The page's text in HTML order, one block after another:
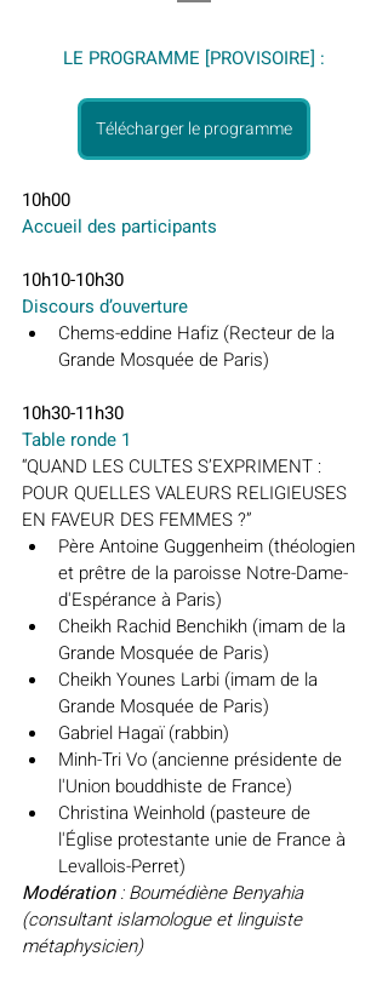
LE PROGRAMME [PROVISOIRE] :
Télécharger le programme
10h00
Accueil des participants
10h10-10h30
Discours d’ouverture
Chems-eddine Hafiz (Recteur de la
Grande Mosquée de Paris)
10h30-11h30
Table ronde 1
“QUAND LES CULTES S’EXPRIMENT :
POUR QUELLES VALEURS RELIGIEUSES
EN FAVEUR DES FEMMES ?”
Père Antoine Guggenheim (théologien
et prêtre de la paroisse Notre-Dame-
d'Espérance à Paris)
Cheikh Rachid Benchikh (imam de la
Grande Mosquée de Paris)
Cheikh Younes Larbi (imam de la
Grande Mosquée de Paris)
Gabriel Hagaï (rabbin)
Minh-Tri Vo (ancienne présidente de
l'Union bouddhiste de France)
Christina Weinhold (pasteure de
l'Église protestante unie de France à
Levallois-Perret)
Modération : Boumédiène Benyahia
(consultant islamologue et linguiste
métaphysicien)